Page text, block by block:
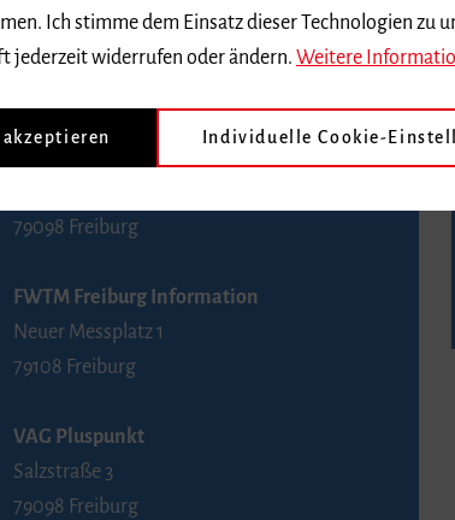
79098 Freiburg
Telefon 0761 4968888 (Reservierungen sind
79098 Freiburg
FWTM Freiburg Information
Neuer Messplatz 1
79108 Freiburg
VAG Pluspunkt
Salzstraße 3
79098 Freiburg
Ich stimme dem Einsatz dieser Technologien zu
jederzeit widerrufen oder ändern. Weitere
Individuelle Cookie-